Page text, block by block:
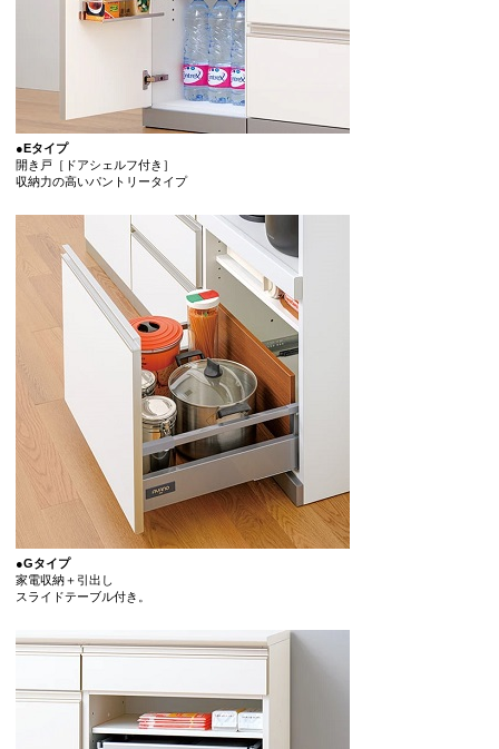
●Eタイプ
開き戸［ドアシェルフ付き］
収納力の高いパントリータイプ
●Gタイプ
家電収納＋引出し
スライドテーブル付き。